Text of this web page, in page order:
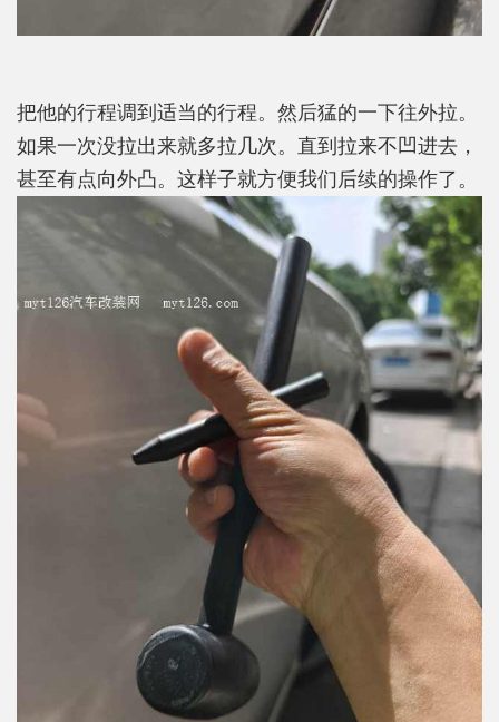
把他的行程调到适当的行程。然后猛的一下往外拉。
如果一次没拉出来就多拉几次。直到拉来不凹进去，
甚至有点向外凸。这样子就方便我们后续的操作了。